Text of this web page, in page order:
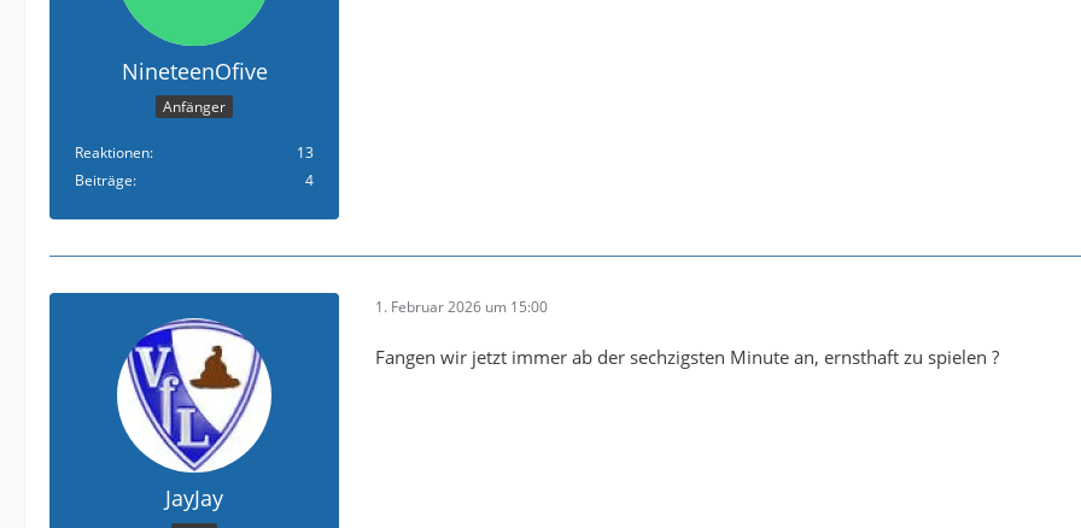
NineteenOfive
Anfänger
Reaktionen
13
Beiträge
4
JayJay
1. Februar 2026 um 15:00
Fangen wir jetzt immer ab der sechzigsten Minute an, ernsthaft zu spielen ?